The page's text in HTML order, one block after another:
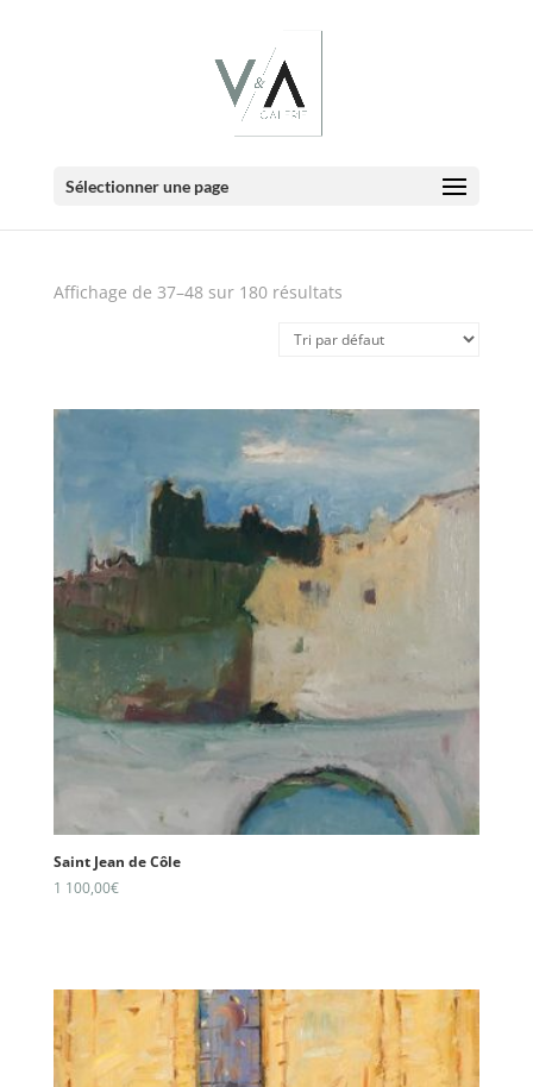
Sélectionner une page
E-Boutique
Affichage de 37–48 sur 180 résultats
Saint Jean de Côle
1 100,00€